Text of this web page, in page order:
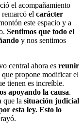
el acompañamiento
el carácter
este espacio y a
Sentimos que todo el
y nos sentimos
central ahora es reunir
que propone modificar el
tienen es increíble.
apoyando la causa.
que la situación judicial
esta ley. Esto lo